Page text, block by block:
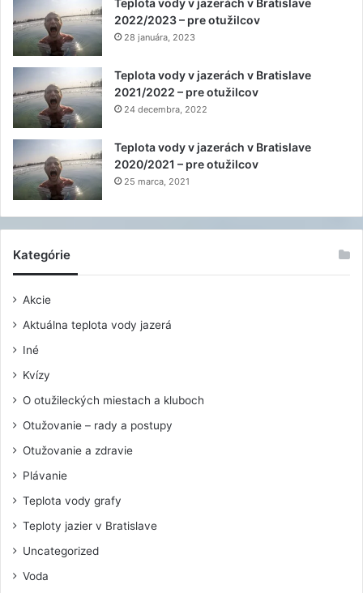
2022/2023 – pre otužilcov
28 januára, 2023
Teplota vody v jazerách v Bratislave
2021/2022 – pre otužilcov
24 decembra, 2022
Teplota vody v jazerách v Bratislave
2020/2021 – pre otužilcov
25 marca, 2021
Kategórie
Akcie
Aktuálna teplota vody jazerá
Iné
Kvízy
O otužileckých miestach a kluboch
Otužovanie – rady a postupy
Otužovanie a zdravie
Plávanie
Teplota vody grafy
Teploty jazier v Bratislave
Uncategorized
Voda